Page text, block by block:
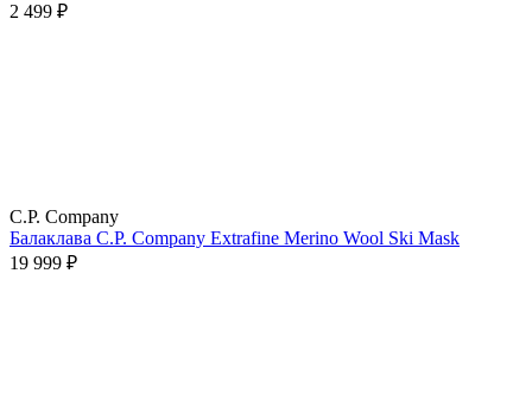
2 499 ₽
C.P. Company
Балаклава C.P. Company Extrafine Merino Wool Ski Mask
19 999 ₽